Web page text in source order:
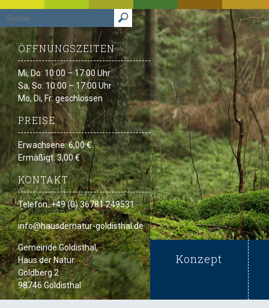
ÖFFNUNGSZEITEN
Mi, Do: 10:00 – 17:00 Uhr
Sa, So: 10:00 – 17:00 Uhr
Mo, Di, Fr: geschlossen
PREISE
Erwachsene: 6,00 €
Ermäßigt: 3,00 €
KONTAKT
Telefon: +49 (0) 36781 249531
info@hausdernatur-goldisthal.de
Gemeinde Goldisthal,
Haus der Natur
Goldberg 2
98746 Goldisthal
Konzept